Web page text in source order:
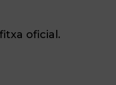
oficial.